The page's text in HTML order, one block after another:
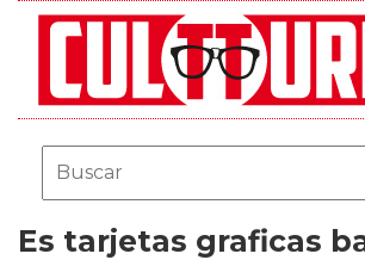
Es tarjetas graficas